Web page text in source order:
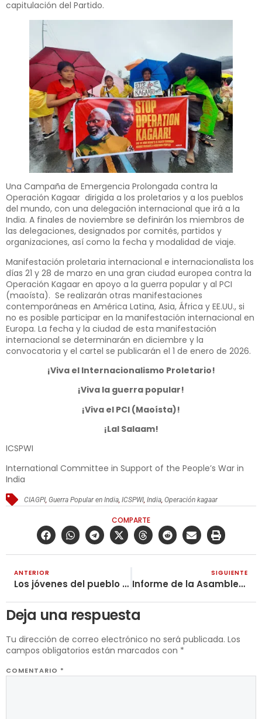
capitulación del Partido.
Una Campaña de Emergencia Prolongada contra la
Operación Kagaar dirigida a los proletarios y a los pueblos
del mundo, con una delegación internacional que irá a la
India. A finales de noviembre se definirán los miembros de
las delegaciones, designados por comités, partidos y
organizaciones, así como la fecha y modalidad de viaje.
Manifestación proletaria internacional e internacionalista los
días 21 y 28 de marzo en una gran ciudad europea contra la
Operación Kagaar en apoyo a la guerra popular y al PCI
(maoísta). Se realizarán otras manifestaciones
contemporáneas en América Latina, Asia, África y EE.UU., si
no es posible participar en la manifestación internacional en
Europa. La fecha y la ciudad de esta manifestación
internacional se determinarán en diciembre y la
convocatoria y el cartel se publicarán el 1 de enero de 2026.
¡Viva el Internacionalismo Proletario!
¡Viva la guerra popular!
¡Viva el PCI (Maoísta)!
¡Lal Salaam!
ICSPWI
International Committee in Support of the People’s War in
India
CIAGPI ,Guerra Popular en India ,ICSPWI ,India ,Operación kagaar
COMPARTE
ANTERIOR
Los jóvenes del pueblo no cayeron en la trampa electoral de los Concejos de Juventud
SIGUIENTE
Informe de la Asamblea Nacional Popular Independiente por Palestina
Deja una respuesta
Tu dirección de correo electrónico no será publicada. Los
campos obligatorios están marcados con *
COMENTARIO *